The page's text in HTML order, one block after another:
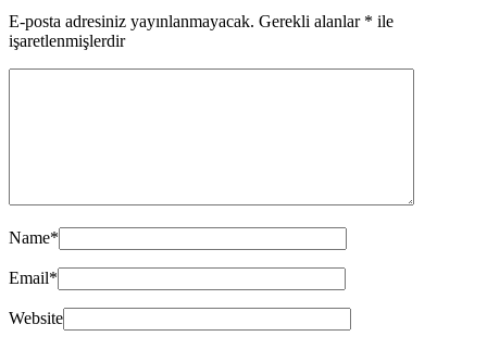
E-posta adresiniz yayınlanmayacak. Gerekli alanlar * ile
işaretlenmişlerdir
Name*
Email*
Website